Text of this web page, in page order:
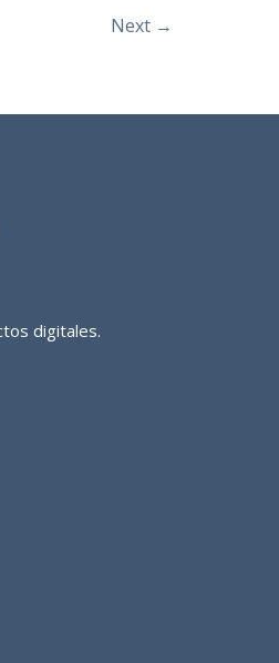
Next →
digitales.